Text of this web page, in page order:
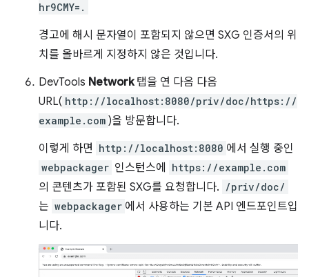
hr9CMY=.
경고에 해시 문자열이 포함되지 않으면 SXG 인증서의 위
치를 올바르게 지정하지 않은 것입니다.
DevTools Network탭을 연 다음 다음
URL( http://localhost:8080/priv/doc/https://
example.com )을 방문합니다.
이렇게 하면 http://localhost:8080 에서 실행 중인
webpackager 인스턴스에 https://example.com
의 콘텐츠가 포함된 SXG를 요청합니다. /priv/doc/
는 webpackager 에서 사용하는 기본 API 엔드포인트입
니다.